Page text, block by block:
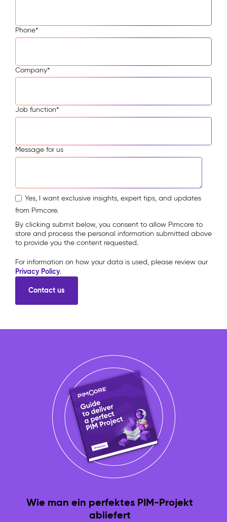
Phone*
Company*
Job function*
Message for us
Yes, I want exclusive insights, expert tips, and updates
from Pimcore.
By clicking submit below, you consent to allow Pimcore to
store and process the personal information submitted above
to provide you the content requested.
For information on how your data is used, please review our
Privacy Policy.
Wie man ein perfektes PIM-Projekt
abliefert